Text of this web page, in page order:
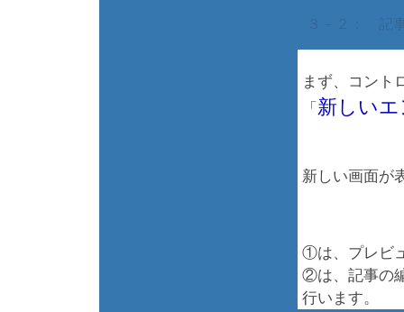
まず、コント
「 新しい
新しい画面が
①は、プレビ
②は、記事の
行います。